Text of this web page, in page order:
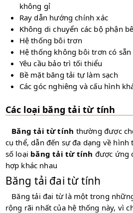
không gỉ
Ray dẫn hướng chính xác
Không di chuyển các bộ phận
Hệ thống bôi trơn
Hệ thống không bôi trơn có sẵn
Yêu cầu bảo trì tối thiểu
Bề mặt băng tải tự làm sạch
Các góc nghiêng và cấu hình
Các loại băng tải từ tính
Băng tải từ tính thường được
cụ thể, dẫn đến sự đa dạng về
số loại băng tải từ tính được ứng
hợp khác nhau
Băng tải đai từ tính
Băng tải đai từ là một trong
rộng rãi nhất của hệ thống này, vì